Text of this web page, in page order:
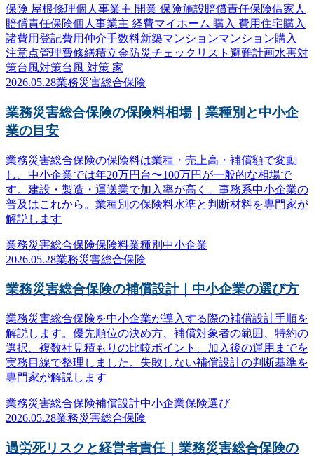
保険 屋根修理個人事業主 開業 保険施設賠償責任保険借家人
賠償責任保険個人事業主 経費マイホーム 購入 費用住宅購入
諸費用登記費用仲介手数料新築マンションマンション購入
注意点管理費修繕積立金防災チェックリスト 避難計画水害対
策台風対策台風 対策 家
2026.05.28業務災害総合保険
業務災害総合保険の保険料相場｜業種別と中小企
業の目安
業務災害総合保険の保険料は業種・売上高・補償額で変動
し、中小企業では年20万円台〜100万円が一般的な相場で
す。建設・製造・運送業で加入率が高く、事務系中小企業の
普及はこれから。業種別の保険料水準と判断材料を専門家が
解説します
業務災害総合保険保険料業種別 中小企業
2026.05.28業務災害総合保険
業務災害総合保険の補償設計｜中小企業の選び方
業務災害総合保険を中小企業が導入する際の補償設計手順を
解説します。優先順位の決め方、補償対象者の範囲、特約の
選択、複数社見積もりの比較ポイント、加入後の運用までを
実務目線で整理しました。失敗しない補償設計の判断基準を
専門家が解説します
業務災害総合保険補償設計中小企業保険選び
2026.05.28業務災害総合保険
過労死リスクと経営者責任｜業務災害総合保険の